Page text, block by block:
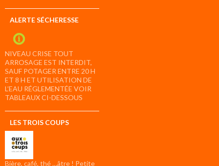
ALERTE SÉCHERESSE
NIVEAU CRISE TOUT
ARROSAGE EST INTERDIT,
SAUF POTAGER ENTRE 20 H
ET 8 H ET UTILISATION DE
L’EAU RÉGLEMENTÉE VOIR
TABLEAUX CI-DESSOUS
LES TROIS COUPS
Bière, café, thé …âtre ! Petite